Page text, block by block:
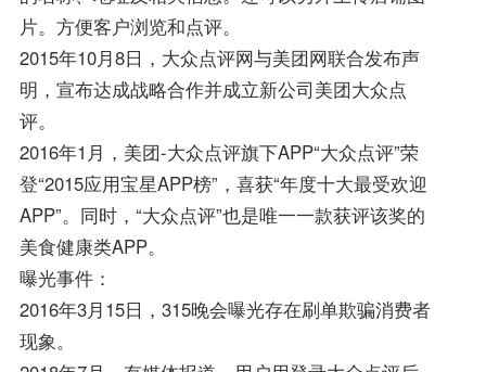
片。方便客户浏览和点评。
2015年10月8日，大众点评网与美团网联合发布声
明，宣布达成战略合作并成立新公司美团大众点
评。
2016年1月，美团-大众点评旗下APP“大众点评”荣
登“2015应用宝星APP榜”，喜获“年度十大最受欢迎
APP”。同时，“大众点评”也是唯一一款获评该奖的
美食健康类APP。
曝光事件：
2016年3月15日，315晚会曝光存在刷单欺骗消费者
现象。